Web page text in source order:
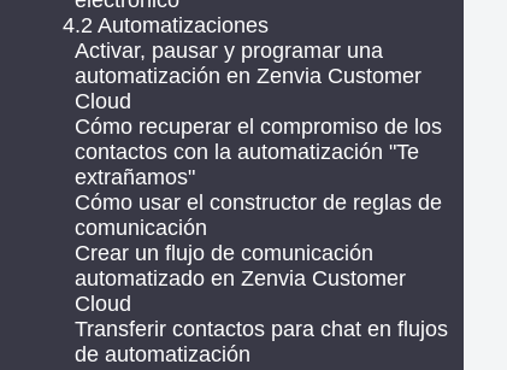
4.2 Automatizaciones
Activar, pausar y programar una
automatización en Zenvia Customer
Cloud
Cómo recuperar el compromiso de los
contactos con la automatización "Te
extrañamos"
Cómo usar el constructor de reglas de
comunicación
Crear un flujo de comunicación
automatizado en Zenvia Customer
Cloud
Transferir contactos para chat en flujos
de automatización